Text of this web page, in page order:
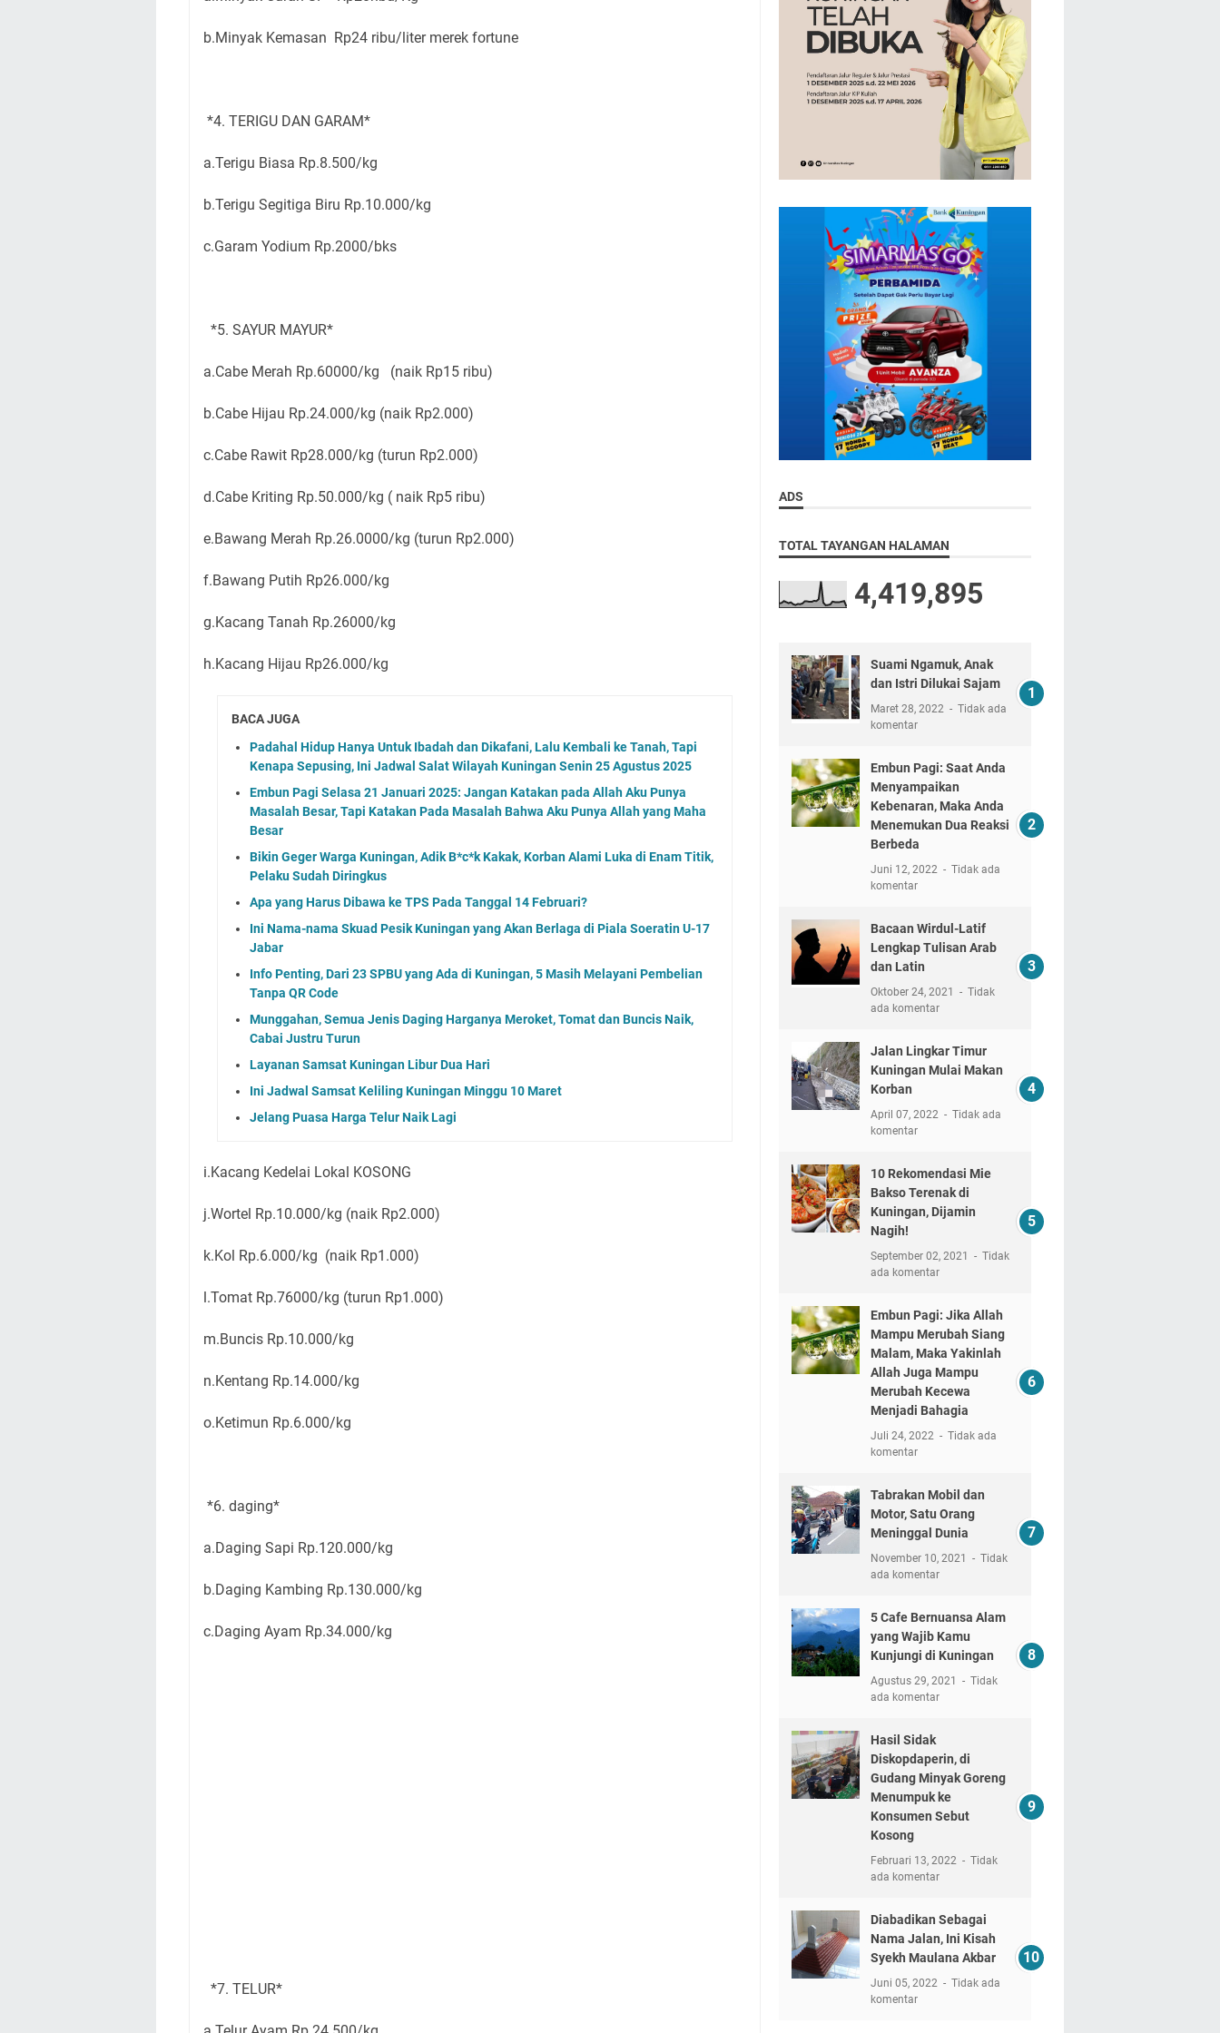
b.Minyak Kemasan Rp24 ribu/liter merek fortune
*4. TERIGU DAN GARAM*
a.Terigu Biasa Rp.8.500/kg
b.Terigu Segitiga Biru Rp.10.000/kg
c.Garam Yodium Rp.2000/bks
*5. SAYUR MAYUR*
a.Cabe Merah Rp.60000/kg (naik Rp15 ribu)
b.Cabe Hijau Rp.24.000/kg (naik Rp2.000)
c.Cabe Rawit Rp28.000/kg (turun Rp2.000)
d.Cabe Kriting Rp.50.000/kg ( naik Rp5 ribu)
e.Bawang Merah Rp.26.0000/kg (turun Rp2.000)
f.Bawang Putih Rp26.000/kg
g.Kacang Tanah Rp.26000/kg
h.Kacang Hijau Rp26.000/kg
BACA JUGA
Padahal Hidup Hanya Untuk Ibadah dan Dikafani, Lalu Kembali ke Tanah, Tapi
Kenapa Sepusing, Ini Jadwal Salat Wilayah Kuningan Senin 25 Agustus 2025
Embun Pagi Selasa 21 Januari 2025: Jangan Katakan pada Allah Aku Punya
Masalah Besar, Tapi Katakan Pada Masalah Bahwa Aku Punya Allah yang Maha
Besar
Bikin Geger Warga Kuningan, Adik B*c*k Kakak, Korban Alami Luka di Enam Titik,
Pelaku Sudah Diringkus
Apa yang Harus Dibawa ke TPS Pada Tanggal 14 Februari?
Ini Nama-nama Skuad Pesik Kuningan yang Akan Berlaga di Piala Soeratin U-17
Jabar
Info Penting, Dari 23 SPBU yang Ada di Kuningan, 5 Masih Melayani Pembelian
Tanpa QR Code
Munggahan, Semua Jenis Daging Harganya Meroket, Tomat dan Buncis Naik,
Cabai Justru Turun
Layanan Samsat Kuningan Libur Dua Hari
Ini Jadwal Samsat Keliling Kuningan Minggu 10 Maret
Jelang Puasa Harga Telur Naik Lagi
i.Kacang Kedelai Lokal KOSONG
j.Wortel Rp.10.000/kg (naik Rp2.000)
k.Kol Rp.6.000/kg (naik Rp1.000)
l.Tomat Rp.76000/kg (turun Rp1.000)
m.Buncis Rp.10.000/kg
n.Kentang Rp.14.000/kg
o.Ketimun Rp.6.000/kg
*6. daging*
a.Daging Sapi Rp.120.000/kg
b.Daging Kambing Rp.130.000/kg
c.Daging Ayam Rp.34.000/kg
*7. TELUR*
ADS
TOTAL TAYANGAN HALAMAN
4,419,895
Suami Ngamuk, Anak
dan Istri Dilukai Sajam
Maret 28, 2022
Tidak ada
komentar
Embun Pagi: Saat Anda
Menyampaikan
Kebenaran, Maka Anda
Menemukan Dua Reaksi
Berbeda
Juni 12, 2022
Tidak ada
komentar
Bacaan Wirdul-Latif
Lengkap Tulisan Arab
dan Latin
Oktober 24, 2021
Tidak
ada komentar
Jalan Lingkar Timur
Kuningan Mulai Makan
Korban
April 07, 2022
Tidak ada
komentar
10 Rekomendasi Mie
Bakso Terenak di
Kuningan, Dijamin
Nagih!
September 02, 2021
Tidak
ada komentar
Embun Pagi: Jika Allah
Mampu Merubah Siang
Malam, Maka Yakinlah
Allah Juga Mampu
Merubah Kecewa
Menjadi Bahagia
Juli 24, 2022
Tidak ada
komentar
Tabrakan Mobil dan
Motor, Satu Orang
Meninggal Dunia
November 10, 2021
Tidak
ada komentar
5 Cafe Bernuansa Alam
yang Wajib Kamu
Kunjungi di Kuningan
Agustus 29, 2021
Tidak
ada komentar
Hasil Sidak
Diskopdaperin, di
Gudang Minyak Goreng
Menumpuk ke
Konsumen Sebut
Kosong
Februari 13, 2022
Tidak
ada komentar
Diabadikan Sebagai
Nama Jalan, Ini Kisah
Syekh Maulana Akbar
Juni 05, 2022
Tidak ada
komentar